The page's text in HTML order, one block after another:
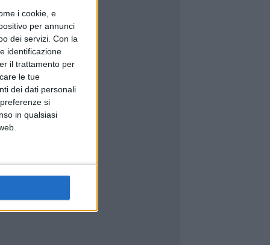
i cookie, e
per annunci
dei servizi. Con la
identificazione
il trattamento per
le tue
dei dati personali
si
in qualsiasi